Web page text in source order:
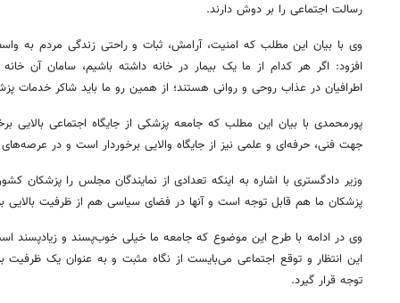
رسالت اجتماعی را بر دوش دارند.
وی با بیان این مطلب که امنیت، آرامش، ثبات و راحتی زندگی مردم به
افزود: اگر هر کدام از ما یک بیمار در خانه داشته باشیم، سامان آن
اطرافیان در عذاب روحی و روانی هستند؛ از همین رو ما باید شاکر خدمات
پورمحمدی با بیان این مطلب که جامعه پزشکی از جایگاه اجتماعی بالایی
جهت فنی، حرفه‌ای و علمی نیز از جایگاه والایی برخوردار است و در
وزیر دادگستری با اشاره به اینکه تعدادی از نمایندگان مجلس را پزشکان
پزشکان ما هم قابل توجه است و آنها در فضای سیاسی هم از ظرفیت بالایی
وی در ادامه با طرح این موضوع که جامعه ما خیلی خوب‌پسند و
این انتظار و توقع اجتماعی می‌بایست از نگاه مثبت و به عنوان یک
توجه قرار گیرد.